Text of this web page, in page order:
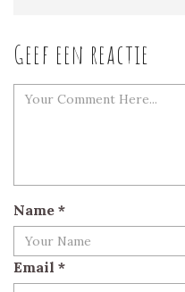
Geef een reactie
Name *
Email *